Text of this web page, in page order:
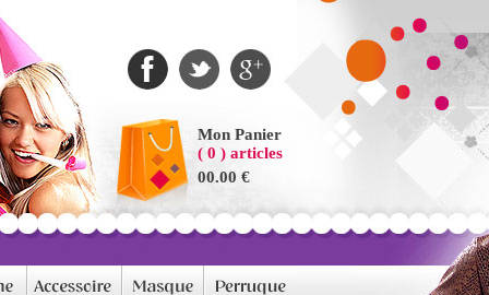
Mon Panier
( 0 ) articles
00.00 €